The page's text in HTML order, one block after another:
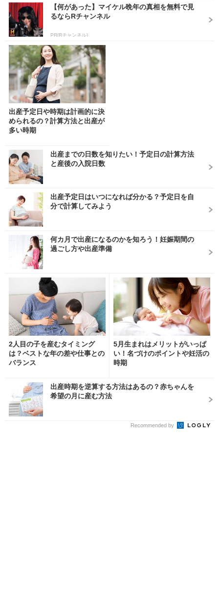
【何があった】マイケル晩年の真相を無料で見
るならRチャンネル
PR(Rチャンネル)
出産予定日や時期は計画的に決
められるの？計算方法と出産が
多い時期
出産までの日数を知りたい！予定日の計算方法
と産後の入院日数
出産予定日はいつになれば分かる？予定日を自
分で計算してみよう
何カ月で出産になるのかを知ろう！妊娠期間の
過ごし方や出産準備
2人目の子を産むタイミング
は？ベストな年の差や仕事との
バランス
5月生まれはメリットがいっぱ
い！名づけのポイントや妊活の
時期
出産時期を逆算する方法はあるの？赤ちゃんを
希望の月に産む方法
Recommended by